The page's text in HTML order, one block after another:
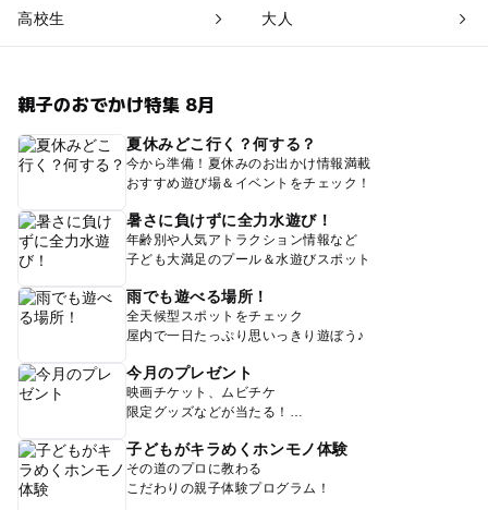
高校生 大人
親子のおでかけ特集 8月
夏休みどこ行く？何する？
今から準備！夏休みのお出かけ情報満載
おすすめ遊び場＆イベントをチェック！
暑さに負けずに全力水遊び！
年齢別や人気アトラクション情報など
子ども大満足のプール＆水遊びスポット
雨でも遊べる場所！
全天候型スポットをチェック
屋内で一日たっぷり思いっきり遊ぼう♪
今月のプレゼント
映画チケット、ムビチケ
限定グッズなどが当たる！
子どもがキラめくホンモノ体験
その道のプロに教わる
こだわりの親子体験プログラム！